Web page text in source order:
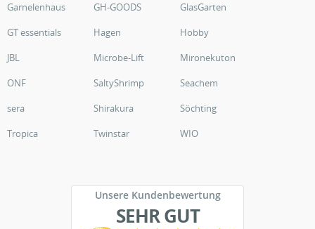
Garnelenhaus
GH-GOODS
GlasGarten
GT essentials
Hagen
Hobby
JBL
Microbe-Lift
Mironekuton
ONF
SaltyShrimp
Seachem
sera
Shirakura
Söchting
Tropica
Twinstar WIO
Unsere Kundenbewertung
SEHR GUT